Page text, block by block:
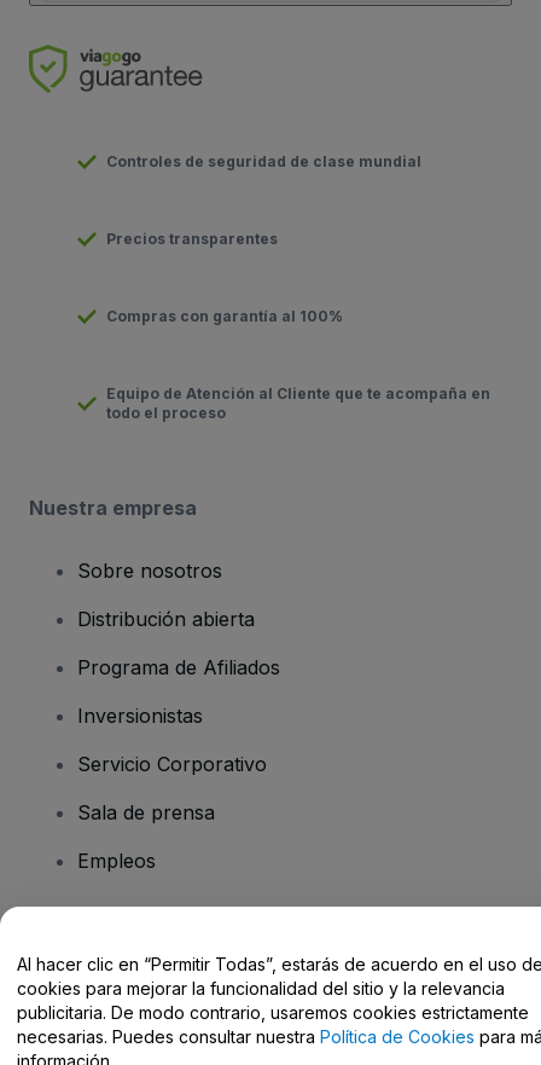
Controles de seguridad de clase mundial
Precios transparentes
Compras con garantía al 100%
Equipo de Atención al Cliente que te acompaña en
todo el proceso
Nuestra empresa
Sobre nosotros
Distribución abierta
Programa de Afiliados
Inversionistas
Servicio Corporativo
Sala de prensa
Empleos
Centro de Ayuda / Contacto
Al hacer clic en “Permitir Todas”, estarás de acuerdo en el uso
cookies para mejorar la funcionalidad del sitio y la relevancia
publicitaria. De modo contrario, usaremos cookies estrictamente
necesarias. Puedes consultar nuestra Política de Cookies para
información.